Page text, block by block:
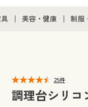
通販すべて
美容・健康 制服
ジ
25件
調理台シリコ